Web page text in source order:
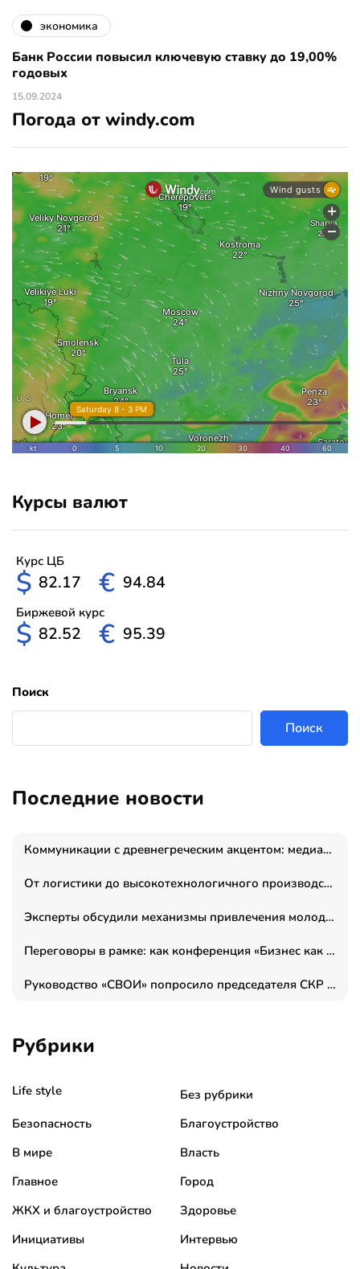
экономика
Банк России повысил ключевую ставку до 19,00%
годовых
15.09.2024
Погода от windy.com
Курсы валют
Курс ЦБ
$ 82.17 € 94.84
Биржевой курс
$ 82.52 € 95.39
Поиск
Поиск
Последние новости
Коммуникации с древнегреческим акцентом: медиаменеджер и журналист Владимир Дергачев запустил коммуникационное агентство «Сократ 2.0»
От логистики до высокотехнологичного производства: как основатель “гагаринга” выстраивает экосистему безопасности и гражданских БПЛА
Эксперты обсудили механизмы привлечения молодых специалистов в промышленные города
Переговоры в рамке: как конференция «Бизнес как искусство» переформатирует деловой этикет в стенах ТПП РФ
Руководство «СВОИ» попросило председателя СКР дать правовую оценку обысков в тыловом штабе
Рубрики
Life style
Без рубрики
Безопасность
Благоустройство
В мире
Власть
Главное
Город
ЖКХ и благоустройство
Здоровье
Инициативы
Интервью